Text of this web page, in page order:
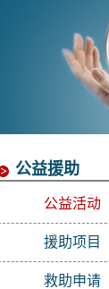
公益援助
公益活动
援助项目
救助申请